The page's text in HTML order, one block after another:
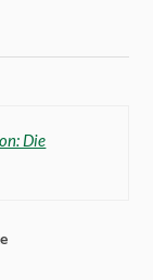
Die